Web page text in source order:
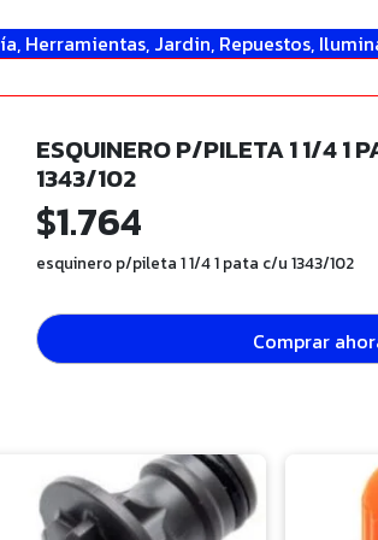
Herramientas, Jardin, Repuestos,
ESQUINERO P/PILETA 1 1/4 1
1343/102
$1.764
esquinero p/pileta 1 1/4 1 pata c/u 1343/102
Comprar